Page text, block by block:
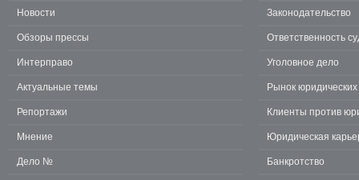
Новости
Обзоры прессы
Интерправо
Актуальные темы
Репортажи
Мнение
Дело №
Законодательство
Ответственность
Уголовное дело
Рынок юридических
Клиенты против
Юридическая
Банкротство